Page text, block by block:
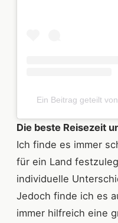
Ein Beitrag geteilt
Die beste Reisezeit
Ich finde es immer
für ein Land
individuelle
Jedoch finde ich es
immer hilfreich eine